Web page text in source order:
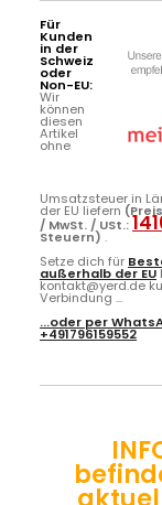
Für
Kunden
in der
Schweiz
oder
Non-EU:
Wir
können
diesen
Artikel
ohne
Umsatzsteuer in
der EU liefern
/ MwSt. / USt.:
Steuern) .
Setze dich für
außerhalb der EU
kontakt@yerd.de
Verbindung ...
...oder per
+491796159552